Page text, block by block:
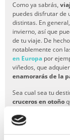
Como ya sabrás,
puedes disfrutar de
distintas. En
invierno, así que
de tu viaje. De
notablemente con
en Europa por
viñedos, que
enamorarás de la
Sea cual sea tu
cruceros en otoño
notarás que los
Escoge tu crucero
dudas o si quieres